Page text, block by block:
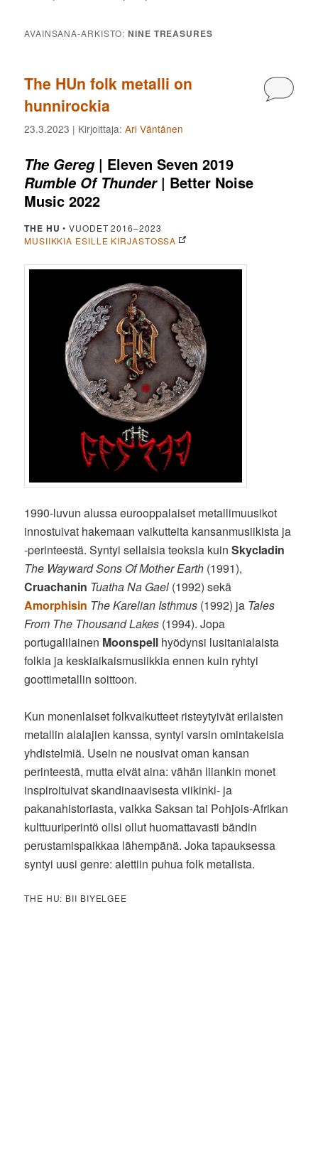
AVAINSANA-ARKISTO:NINE TREASURES
The HUn folk metalli on
hunnirockia
23.3.2023 | Kirjoittaja:Ari Väntänen
The Gereg| Eleven Seven 2019
Rumble Of Thunder| Better Noise
Music 2022
THE HU • VUODET 2016–2023
MUSIIKKIA ESILLE KIRJASTOSSA
1990-luvun alussa eurooppalaiset metallimuusikot
innostuivat hakemaan vaikutteita kansanmusiikista ja
-perinteestä. Syntyi sellaisia teoksia kuinSkycladin
The Wayward Sons Of Mother Earth (1991),
Cruachanin Tuatha Na Gael (1992) sekä
Amorphisin The Karelian Isthmus (1992) ja Tales
From The Thousand Lakes (1994). Jopa
portugalilainen Moonspell hyödynsi lusitanialaista
folkia ja keskiaikaismusiikkia ennen kuin ryhtyi
goottimetallin soittoon.
Kun monenlaiset folkvaikutteet risteytyivät erilaisten
metallin alalajien kanssa, syntyi varsin omintakeisia
yhdistelmiä. Usein ne nousivat oman kansan
perinteestä, mutta eivät aina: vähän liiankin monet
inspiroituivat skandinaavisesta viikinki- ja
pakanahistoriasta, vaikka Saksan tai Pohjois-Afrikan
kulttuuriperintö olisi ollut huomattavasti bändin
perustamispaikkaa lähempänä. Joka tapauksessa
syntyi uusi genre: alettiin puhua folk metalista.
THE HU: BII BIYELGEE